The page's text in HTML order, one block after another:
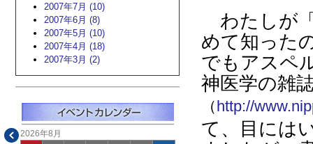
2007年7月 (10)
2007年6月 (8)
2007年5月 (10)
2007年4月 (18)
2007年3月 (2)
2026年8月
わたしが
めて知った
でもアスペ
神医学の雑
（http://
て、目には